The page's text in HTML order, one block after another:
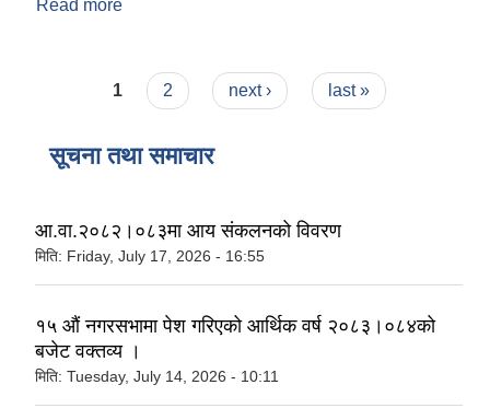
Read more
Pages
1 2 next › last »
सूचना तथा समाचार
आ.वा.२०८२।०८३मा आय संकलनको विवरण
मिति: Friday, July 17, 2026 - 16:55
१५ औं नगरसभामा पेश गरिएको आर्थिक वर्ष २०८३।०८४को
बजेट वक्तव्य ।
मिति: Tuesday, July 14, 2026 - 10:11